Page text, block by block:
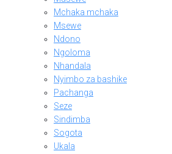
Mchaka mchaka
Msewe
Ndono
Ngoloma
Nhandala
Nyimbo za bashike
Pachanga
Seze
Sindimba
Sogota
Ukala